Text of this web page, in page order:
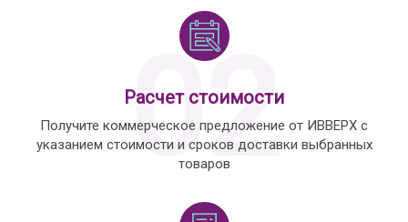
02
Расчет стоимости
Получите коммерческое предложение от ИВВЕРХ с
указанием стоимости и сроков доставки выбранных
товаров